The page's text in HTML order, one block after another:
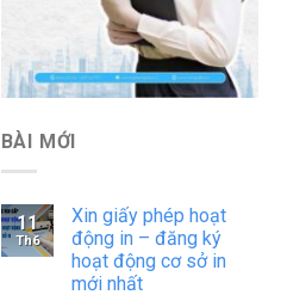
BÀI MỚI
11
Th6
Xin giấy phép hoạt
động in – đăng ký
hoạt động cơ sở in
mới nhất